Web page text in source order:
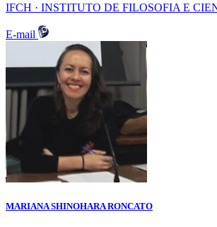
IFCH · INSTITUTO DE FILOSOFIA E
E-mail
MARIANA SHINOHARA RONCATO